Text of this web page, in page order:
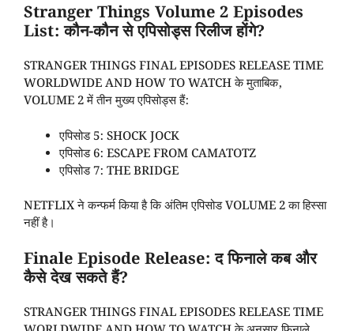
Stranger Things Volume 2 Episodes
List: कौन-कौन से एपिसोड्स रिलीज होंगे?
STRANGER THINGS FINAL EPISODES RELEASE TIME
WORLDWIDE AND HOW TO WATCH के मुताबिक,
VOLUME 2 में तीन मुख्य एपिसोड्स हैं:
एपिसोड 5: SHOCK JOCK
एपिसोड 6: ESCAPE FROM CAMATOTZ
एपिसोड 7: THE BRIDGE
NETFLIX ने कन्फर्म किया है कि अंतिम एपिसोड VOLUME 2 का हिस्सा
नहीं है।
Finale Episode Release: द फिनाले कब और
कैसे देख सकते हैं?
STRANGER THINGS FINAL EPISODES RELEASE TIME